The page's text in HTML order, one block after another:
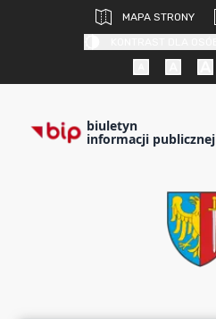
MAPA STRONY
biuletyn
informacji publicznej